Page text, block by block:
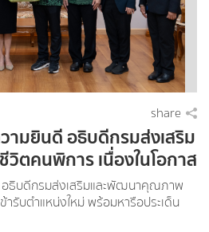
share
ามยินดี อธิบดีกรมส่งเสริม
คนพิการ เนื่องในโอกาส
อมหารือประเด็นจ้างงาน
อธิบดีกรมส่งเสริมและพัฒนาคุณภาพ
ารับตำแหน่งใหม่ พร้อมหารือประเด็น